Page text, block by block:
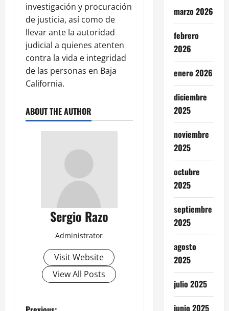
investigación y procuración
de justicia, así como de
llevar ante la autoridad
judicial a quienes atenten
contra la vida e integridad
de las personas en Baja
California.
ABOUT THE AUTHOR
Sergio Razo
Administrator
Visit Website
View All Posts
marzo 2026
febrero
2026
enero 2026
diciembre
2025
noviembre
2025
octubre
2025
septiembre
2025
agosto
2025
julio 2025
junio 2025